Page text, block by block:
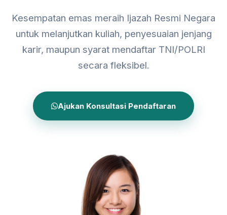
Kesempatan emas meraih Ijazah Resmi Negara
untuk melanjutkan kuliah, penyesuaian jenjang
karir, maupun syarat mendaftar TNI/POLRI
secara fleksibel.
Ajukan Konsultasi Pendaftaran